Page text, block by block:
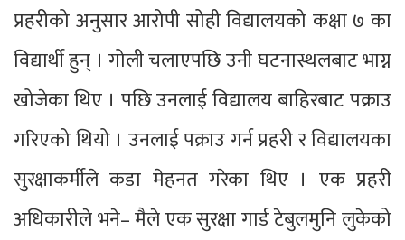
प्रहरीको अनुसार आरोपी सोही विद्यालयको कक्षा ७ का
विद्यार्थी हुन् । गोली चलाएपछि उनी घटनास्थलबाट भाग्न
खोजेका थिए । पछि उनलाई विद्यालय बाहिरबाट पक्राउ
गरिएको थियो । उनलाई पक्राउ गर्न प्रहरी र विद्यालयका
सुरक्षाकर्मीले कडा मेहनत गरेका थिए । एक प्रहरी
अधिकारीले भने– मैले एक सुरक्षा गार्ड टेबुलमुनि लुकेको